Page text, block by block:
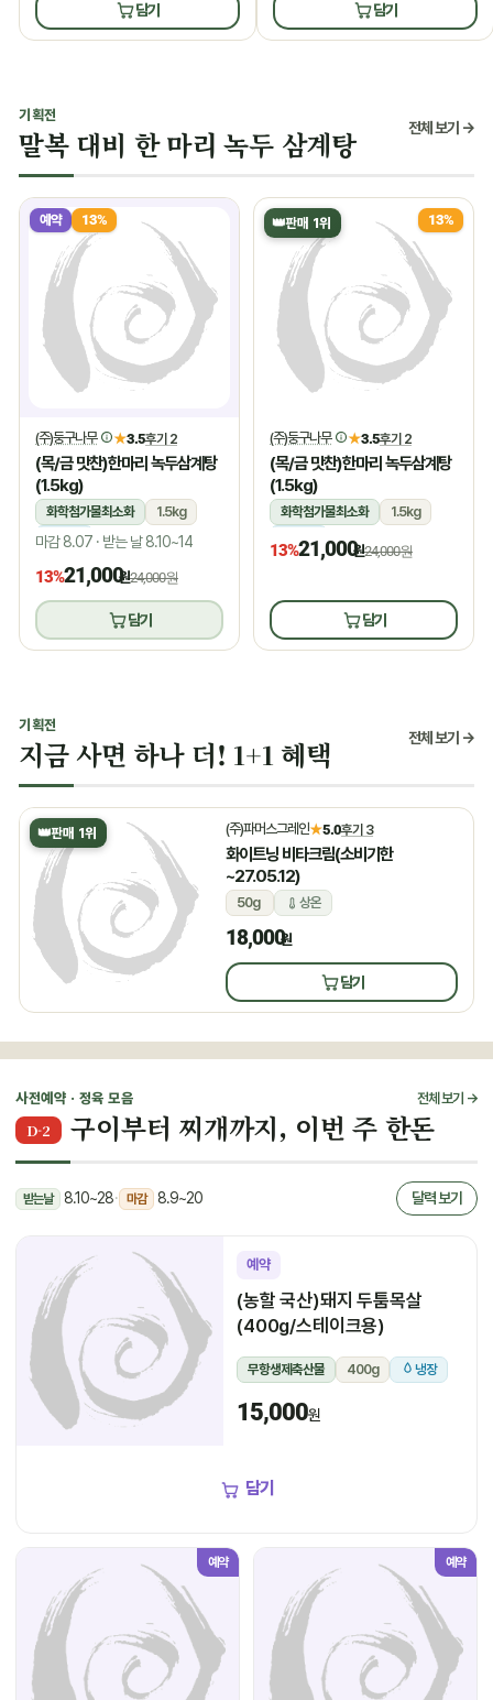
담기 담기
기획전
말복 대비 한 마리 녹두 삼계탕 전체 보기 →
예약 13%
(주)둥구나무 ★3.5후기 2
(목/금 맛찬)한마리 녹두삼계탕
(1.5kg)
화학첨가물최소화
1.5kg
냉장
마감 8.07 · 받는 날 8.10~14
13%21,000원24,000원
담기
👑판매 1위 13%
(주)둥구나무 ★3.5후기 2
(목/금 맛찬)한마리 녹두삼계탕
(1.5kg)
화학첨가물최소화
1.5kg
냉장
13%21,000원24,000원
담기
기획전
지금 사면 하나 더! 1+1 혜택 전체 보기 →
👑판매 1위 (주)파머스그레인★5.0후기 3
화이트닝 비타크림(소비기한
~27.05.12)
50g 상온
18,000원
담기
사전예약 · 정육 모음 전체 보기 →
D-2 구이부터 찌개까지, 이번 주 한돈
받는날 8.10~28· 마감 8.9~20 달력 보기
예약
(농할 국산)돼지 두툼목살
(400g/스테이크용)
무항생제축산물 400g 냉장
15,000원
담기
예약 예약